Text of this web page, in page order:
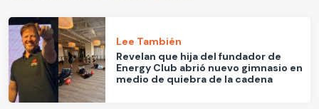
Lee También
Revelan que hija del fundador de
Energy Club abrió nuevo gimnasio en
medio de quiebra de la cadena